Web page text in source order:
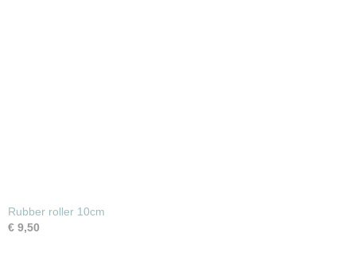
Rubber roller 10cm
€ 9,50